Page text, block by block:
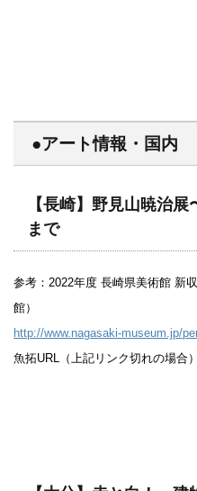
●アート情報・国内
【長崎】野見山暁治
まで
参考：2022年度 長崎県美術館 新
館）
http://www.nagasaki-museum.jp/
魚拓URL（上記リンク切れの場合